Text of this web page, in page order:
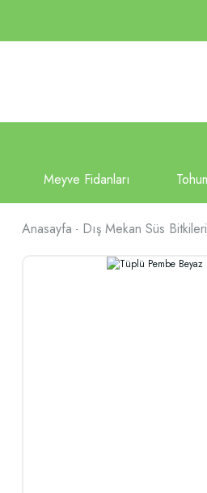
Anasayfa Dış Mekan Süs Bitkileri